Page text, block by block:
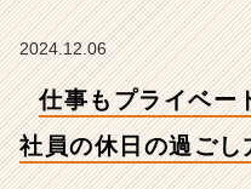
式
社
2024.12.06
仕事もプライベー
社員の休日の過ごし